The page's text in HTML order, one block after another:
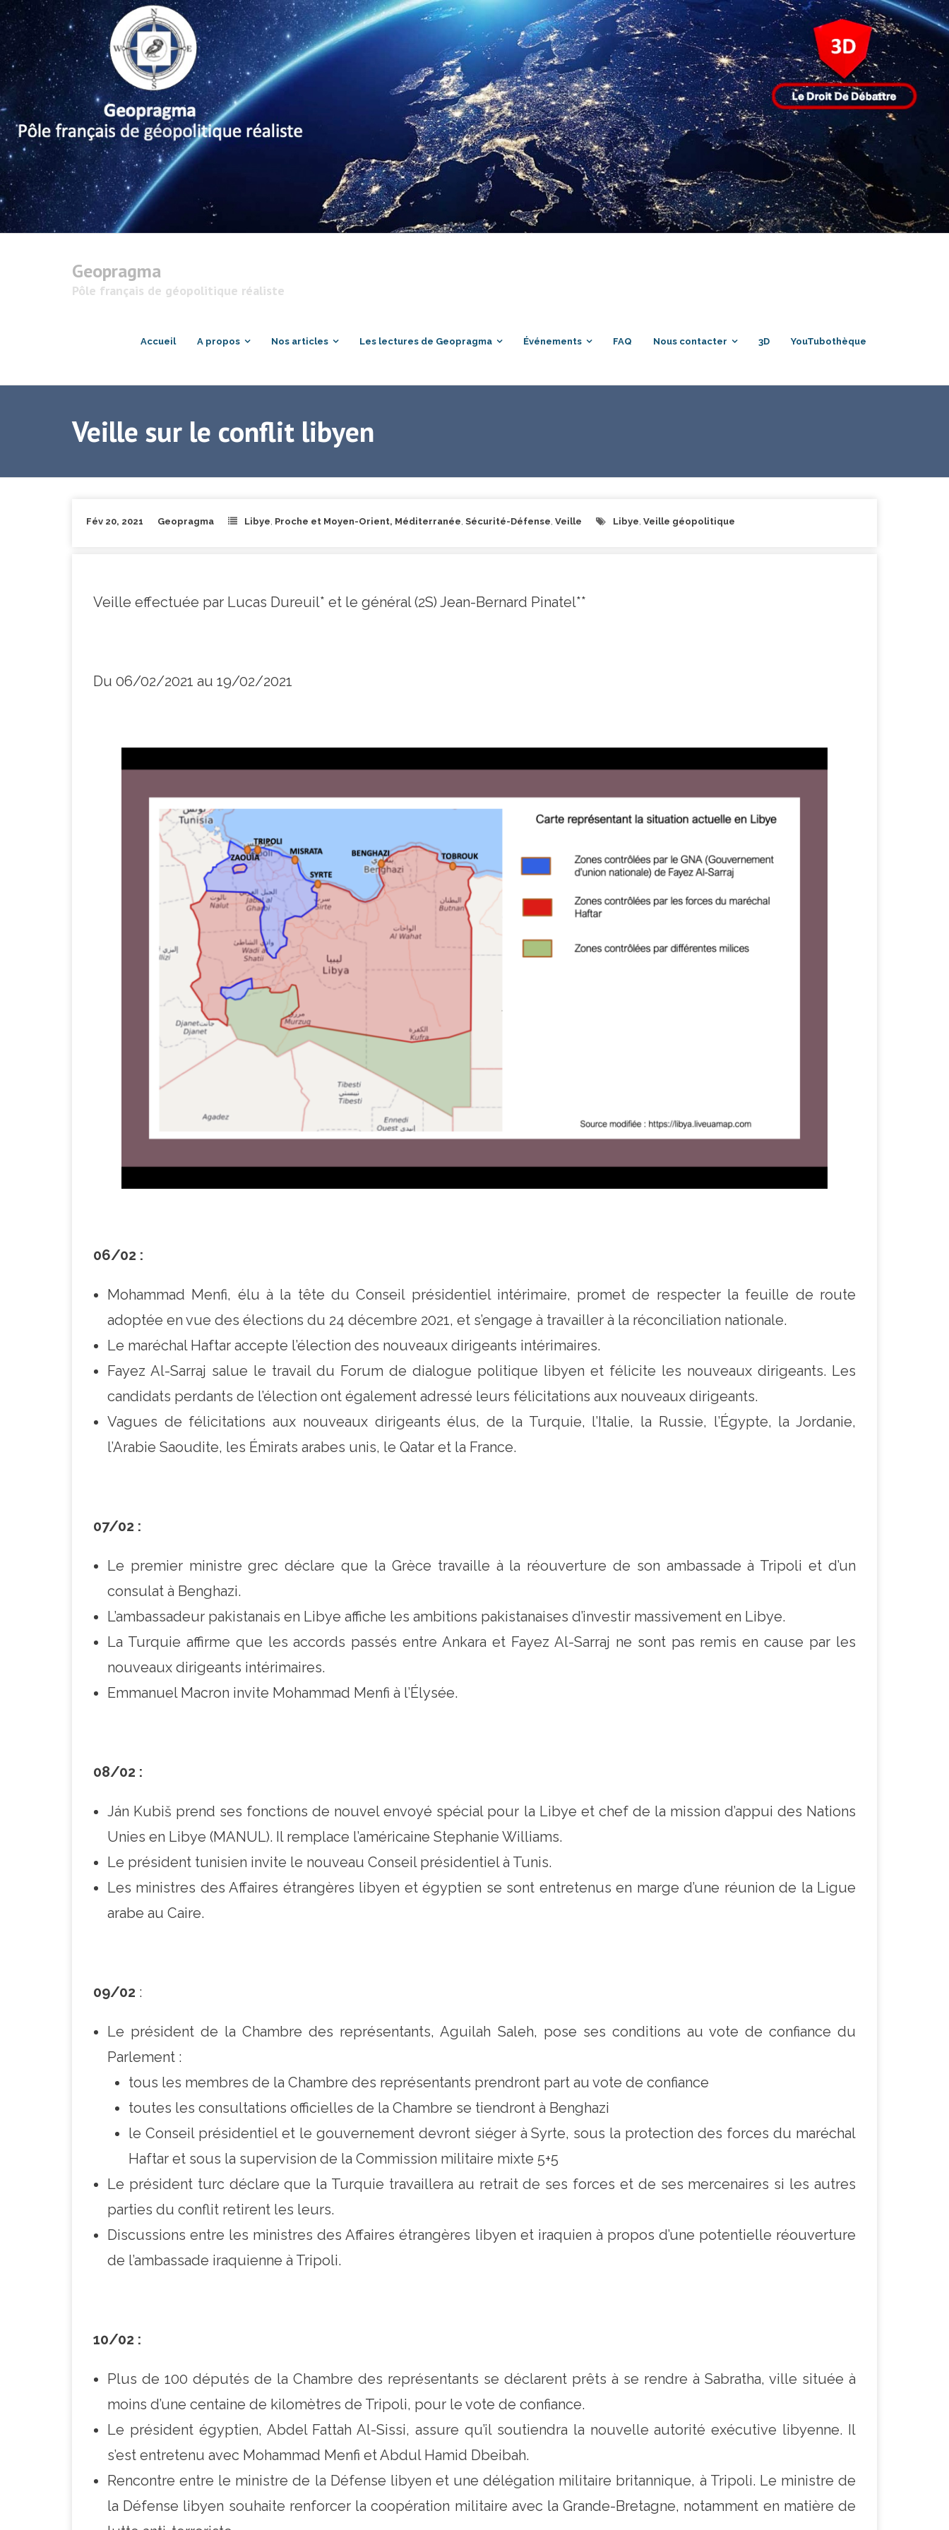
Geopragma
Pôle français de géopolitique réaliste
Accueil A propos Nos articles Les lectures de Geopragma Événements FAQ Nous contacter 3D YouTubothèque
Veille sur le conflit libyen
Fév 20, 2021 Geopragma Libye Proche et Moyen-Orient, Méditerranée Sécurité-Défense Veille Libye Veille géopolitique
Veille effectuée par Lucas Dureuil* et le général (2S) Jean-Bernard Pinatel**
Du 06/02/2021 au 19/02/2021
06/02 :
Mohammad Menfi, élu à la tête du Conseil présidentiel intérimaire, promet de respecter la feuille de route
adoptée en vue des élections du 24 décembre 2021, et s’engage à travailler à la réconciliation nationale.
Le maréchal Haftar accepte l’élection des nouveaux dirigeants intérimaires.
Fayez Al-Sarraj salue le travail du Forum de dialogue politique libyen et félicite les nouveaux dirigeants. Les
candidats perdants de l’élection ont également adressé leurs félicitations aux nouveaux dirigeants.
Vagues de félicitations aux nouveaux dirigeants élus, de la Turquie, l’Italie, la Russie, l’Égypte, la Jordanie,
l’Arabie Saoudite, les Émirats arabes unis, le Qatar et la France.
07/02 :
Le premier ministre grec déclare que la Grèce travaille à la réouverture de son ambassade à Tripoli et d’un
consulat à Benghazi.
L’ambassadeur pakistanais en Libye affiche les ambitions pakistanaises d’investir massivement en Libye.
La Turquie affirme que les accords passés entre Ankara et Fayez Al-Sarraj ne sont pas remis en cause par les
nouveaux dirigeants intérimaires.
Emmanuel Macron invite Mohammad Menfi à l’Élysée.
08/02 :
Ján Kubiš prend ses fonctions de nouvel envoyé spécial pour la Libye et chef de la mission d’appui des Nations
Unies en Libye (MANUL). Il remplace l’américaine Stephanie Williams.
Le président tunisien invite le nouveau Conseil présidentiel à Tunis.
Les ministres des Affaires étrangères libyen et égyptien se sont entretenus en marge d’une réunion de la Ligue
arabe au Caire.
09/02 :
Le président de la Chambre des représentants, Aguilah Saleh, pose ses conditions au vote de confiance du
Parlement :
tous les membres de la Chambre des représentants prendront part au vote de confiance
toutes les consultations officielles de la Chambre se tiendront à Benghazi
le Conseil présidentiel et le gouvernement devront siéger à Syrte, sous la protection des forces du maréchal
Haftar et sous la supervision de la Commission militaire mixte 5+5
Le président turc déclare que la Turquie travaillera au retrait de ses forces et de ses mercenaires si les autres
parties du conflit retirent les leurs.
Discussions entre les ministres des Affaires étrangères libyen et iraquien à propos d’une potentielle réouverture
de l’ambassade iraquienne à Tripoli.
10/02 :
Plus de 100 députés de la Chambre des représentants se déclarent prêts à se rendre à Sabratha, ville située à
moins d’une centaine de kilomètres de Tripoli, pour le vote de confiance.
Le président égyptien, Abdel Fattah Al-Sissi, assure qu’il soutiendra la nouvelle autorité exécutive libyenne. Il
s’est entretenu avec Mohammad Menfi et Abdul Hamid Dbeibah.
Rencontre entre le ministre de la Défense libyen et une délégation militaire britannique, à Tripoli. Le ministre de
la Défense libyen souhaite renforcer la coopération militaire avec la Grande-Bretagne, notamment en matière de